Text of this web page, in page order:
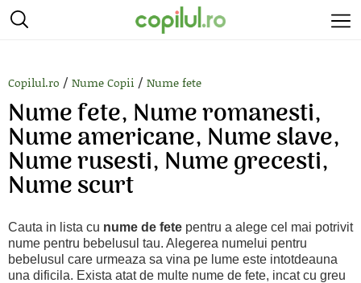
Copilul.ro / Nume Copii / Nume fete
Nume fete, Nume romanesti,
Nume americane, Nume slave,
Nume rusesti, Nume grecesti,
Nume scurt
Cauta in lista cu nume de fete pentru a alege cel mai potrivit
nume pentru bebelusul tau. Alegerea numelui pentru
bebelusul care urmeaza sa vina pe lume este intotdeauna
una dificila. Exista atat de multe nume de fete, incat cu greu